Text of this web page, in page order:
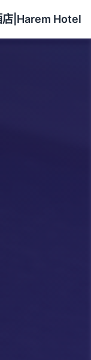
店|Harem Hotel